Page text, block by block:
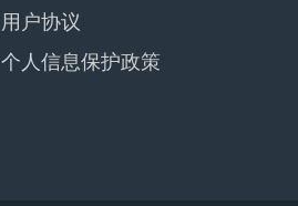
用户协议
个人信息保护政策